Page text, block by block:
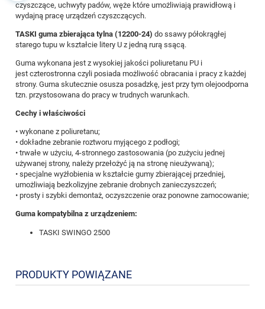
czyszczące, uchwyty padów, węże które umożliwiają prawidłową i
wydajną pracę urządzeń czyszczących.
TASKI guma zbierająca tylna (12200-24) do ssawy półokrągłej
starego tupu w kształcie litery U z jedną rurą ssącą.
Guma wykonana jest z wysokiej jakości poliuretanu PU i
jest czterostronna czyli posiada możliwość obracania i pracy z każdej
strony. Guma skutecznie osusza posadzkę, jest przy tym olejoodporna
tzn. przystosowana do pracy w trudnych warunkach.
Cechy i właściwości
• wykonane z poliuretanu;
• dokładne zebranie roztworu myjącego z podłogi;
• trwałe w użyciu, 4-stronnego zastosowania (po zużyciu jednej
używanej strony, należy przełożyć ją na stronę nieużywaną);
• specjalne wyżłobienia w kształcie gumy zbierającej przedniej,
umożliwiają bezkolizyjne zebranie drobnych zanieczyszczeń;
• prosty i szybki demontaż, oczyszczenie oraz ponowne zamocowanie;
Guma kompatybilna z urządzeniem:
TASKI SWINGO 2500
PRODUKTY POWIĄZANE